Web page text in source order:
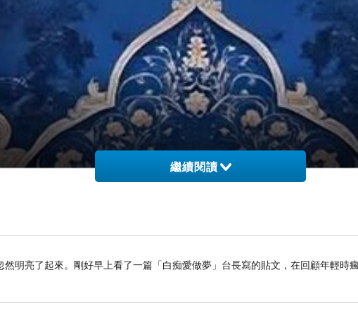
繼續閱讀
明亮了起來。剛好早上看了一篇「白痴愛做夢」台長寫的貼文，在回顧年輕時